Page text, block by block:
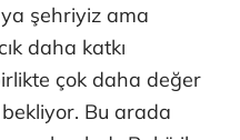
şehriyiz ama
daha katkı
çok daha değer
Bu arada